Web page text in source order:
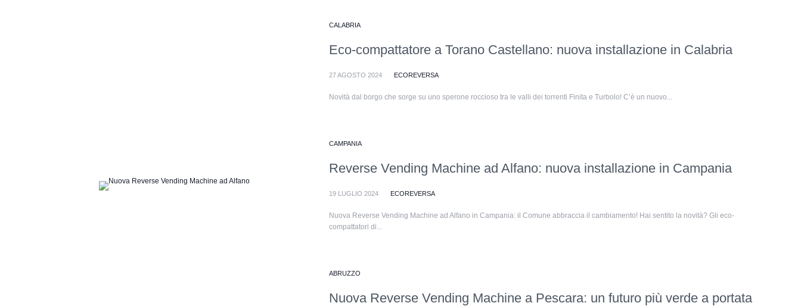
CALABRIA
Eco-compattatore a Torano Castellano: nuova installazione in Calabria
27 AGOSTO 2024 ECOREVERSA
Novità dal borgo che sorge su uno sperone roccioso tra le valli dei torrenti Finita e Turbolo! C’è un nuovo...
CAMPANIA
Reverse Vending Machine ad Alfano: nuova installazione in Campania
19 LUGLIO 2024 ECOREVERSA
Nuova Reverse Vending Machine ad Alfano in Campania: il Comune abbraccia il cambiamento! Hai sentito la novità? Gli eco-
compattatori di...
ABRUZZO
Nuova Reverse Vending Machine a Pescara: un futuro più verde a portata